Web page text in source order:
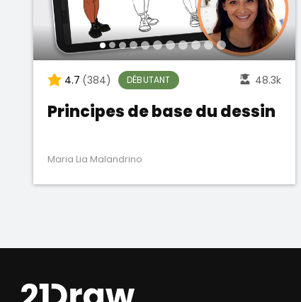
4.7 (384) DÉBUTANT 48.3k
Principes de base du dessin
Maria Lia Malandrino